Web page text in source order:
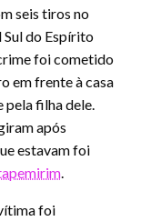
seis tiros no
Sul do Espírito
foi cometido
em frente à casa
pela filha dele.
após
estavam foi
.
foi